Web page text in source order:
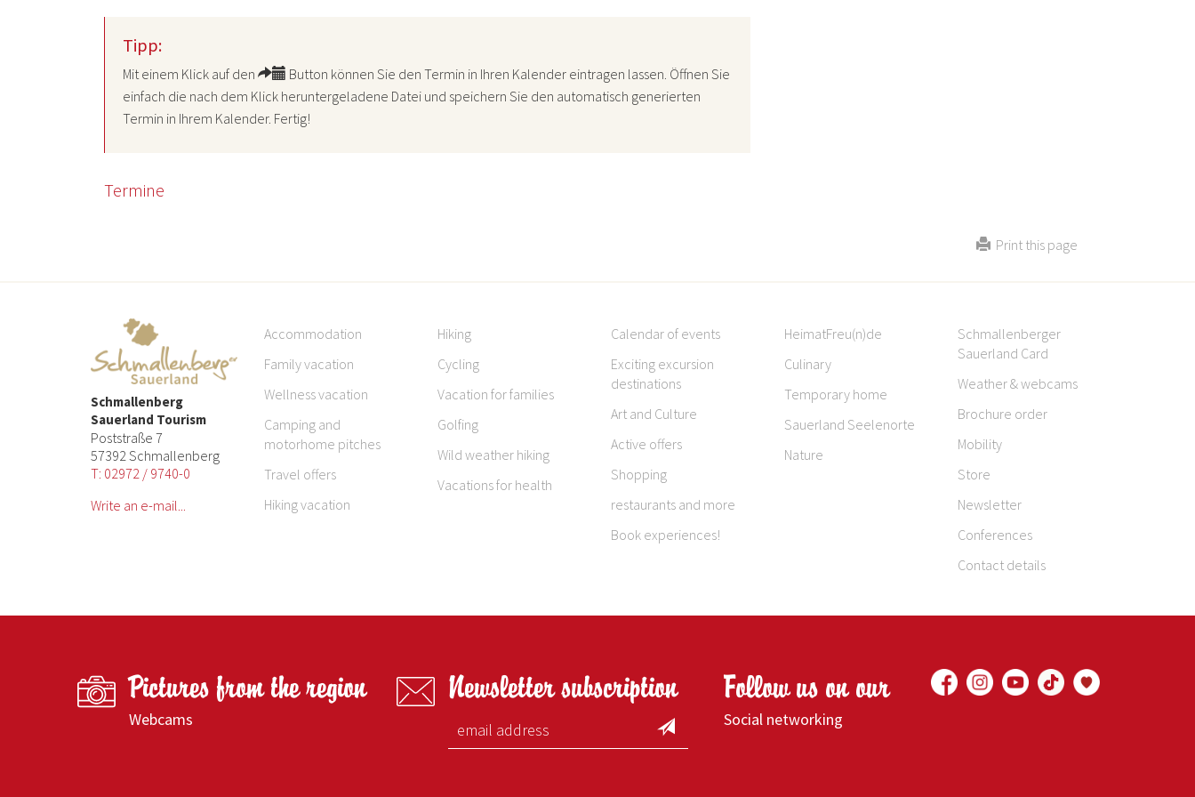
Tipp:
Mit einem Klick auf den
Button können Sie den Termin in Ihren Kalender eintragen lassen. Öffnen Sie
einfach die nach dem Klick heruntergeladene Datei und speichern Sie den automatisch generierten
Termin in Ihrem Kalender. Fertig!
Termine
Print this page
Schmallenberg
Sauerland Tourism
Poststraße 7
57392 Schmallenberg
T: 02972 / 9740-0
Write an e-mail...
Accommodation
Family vacation
Wellness vacation
Camping and
motorhome pitches
Travel offers
Hiking vacation
Hiking
Cycling
Vacation for families
Golfing
Wild weather hiking
Vacations for health
Calendar of events
Exciting excursion
destinations
Art and Culture
Active offers
Shopping
restaurants and more
Book experiences!
HeimatFreu(n)de
Culinary
Temporary home
Sauerland Seelenorte
Nature
Schmallenberger
Sauerland Card
Weather & webcams
Brochure order
Mobility
Store
Newsletter
Conferences
Contact details
Pictures from the region
Webcams
Newsletter subscription Follow us on our
Social networking